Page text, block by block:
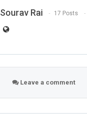
Sourav Rai 17 Posts
Leave a comment